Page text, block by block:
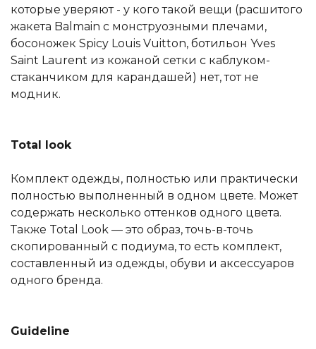
которые уверяют - у кого такой вещи (расшитого
жакета Balmain с монструозными плечами,
босоножек Spicy Louis Vuitton, ботильон Yves
Saint Laurent из кожаной сетки с каблуком-
стаканчиком для карандашей) нет, тот не
модник.
Total look
Комплект одежды, полностью или практически
полностью выполненный в одном цвете. Может
содержать несколько оттенков одного цвета.
Также Total Look — это образ, точь-в-точь
скопированный с подиума, то есть комплект,
составленный из одежды, обуви и аксессуаров
одного бренда.
Guideline